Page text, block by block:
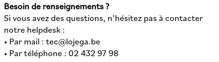
Besoin de renseignements ?
Si vous avez des questions, n’hésitez pas à contacter
notre helpdesk :
• Par mail : tec@lojega.be
• Par téléphone : 02 432 97 98